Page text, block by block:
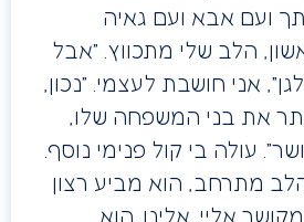
ועם אבא ועם גאיה
הלב שלי מתכווץ. ”אבל
אני חושבת לעצמי. ”נכון,
את בני המשפחה שלו,
עולה בי קול פנימי נוסף.
מתרחב, הוא מביע רצון